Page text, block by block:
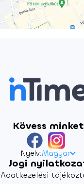
Kövess minket
Nyelv:Magyar
Jogi
Adatkezelési